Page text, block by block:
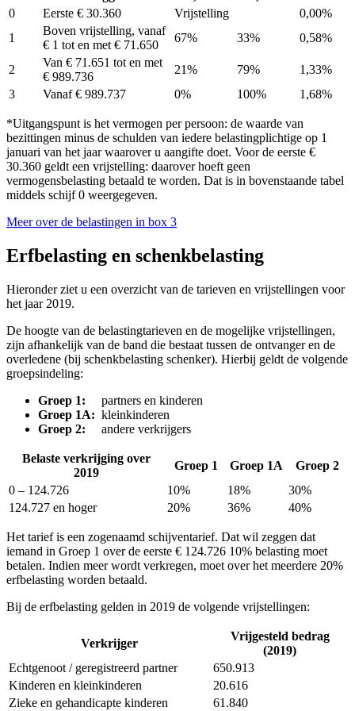
0
Eerste € 30.360 Vrijstelling
0,00%
1
Boven vrijstelling, vanaf
€ 1 tot en met € 71.650
67% 33% 0,58%
2
Van € 71.651 tot en met
€ 989.736
21% 79%
1,33%
3
Vanaf € 989.737 0% 100% 1,68%
*Uitgangspunt is het vermogen per persoon: de waarde van
bezittingen minus de schulden van iedere belastingplichtige op 1
januari van het jaar waarover u aangifte doet. Voor de eerste €
30.360 geldt een vrijstelling: daarover hoeft geen
vermogensbelasting betaald te worden. Dat is in bovenstaande tabel
middels schijf 0 weergegeven.
Meer over de belastingen in box 3
Erfbelasting en schenkbelasting
Hieronder ziet u een overzicht van de tarieven en vrijstellingen voor
het jaar 2019.
De hoogte van de belastingtarieven en de mogelijke vrijstellingen,
zijn afhankelijk van de band die bestaat tussen de ontvanger en de
overledene (bij schenkbelasting schenker). Hierbij geldt de volgende
groepsindeling:
Groep 1: partners en kinderen
Groep 1A: kleinkinderen
Groep 2: andere verkrijgers
Belaste verkrijging over
2019
Groep 1 Groep 1A
Groep 2
0 – 124.726
10% 18%
30%
124.727 en hoger
20% 36% 40%
Het tarief is een zogenaamd schijventarief. Dat wil zeggen dat
iemand in Groep 1 over de eerste € 124.726 10% belasting moet
betalen. Indien meer wordt verkregen, moet over het meerdere 20%
erfbelasting worden betaald.
Bij de erfbelasting gelden in 2019 de volgende vrijstellingen:
Verkrijger
Vrijgesteld bedrag
(2019)
Echtgenoot / geregistreerd partner
650.913
Kinderen en kleinkinderen
20.616
Zieke en gehandicapte kinderen
61.840